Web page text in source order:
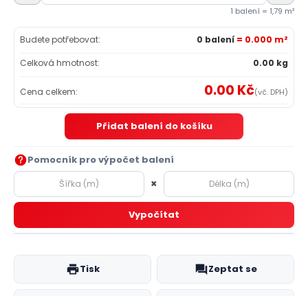
1 balení = 1,79 m²
Budete potřebovat: 0 balení = 0.000 m²
Celková hmotnost:
0.00 kg
Cena celkem: 0.00 Kč(vč. DPH)
Přidat balení do košíku
Pomocník pro výpočet balení
×
Vypočítat
Tisk Zeptat se